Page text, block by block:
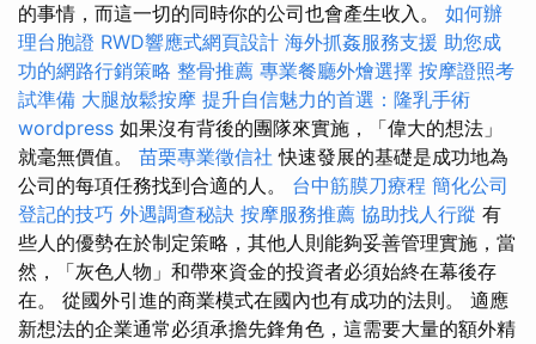
的事情，而這一切的同時你的公司也會產生收入。 如何辦
理台胞證 RWD響應式網頁設計 海外抓姦服務支援 助您成
功的網路行銷策略 整骨推薦 專業餐廳外燴選擇 按摩證照考
試準備 大腿放鬆按摩 提升自信魅力的首選：隆乳手術
wordpress 如果沒有背後的團隊來實施，「偉大的想法」
就毫無價值。 苗栗專業徵信社 快速發展的基礎是成功地為
公司的每項任務找到合適的人。 台中筋膜刀療程 簡化公司
登記的技巧 外遇調查秘訣 按摩服務推薦 協助找人行蹤 有
些人的優勢在於制定策略，其他人則能夠妥善管理實施，當
然，「灰色人物」和帶來資金的投資者必須始終在幕後存
在。 從國外引進的商業模式在國內也有成功的法則。 適應
新想法的企業通常必須承擔先鋒角色，這需要大量的額外精